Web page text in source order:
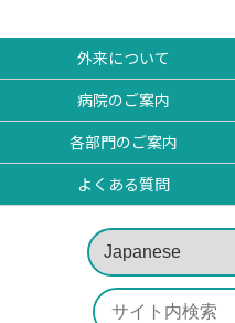
外来について
病院のご案内
各部門のご案内
よくある質問